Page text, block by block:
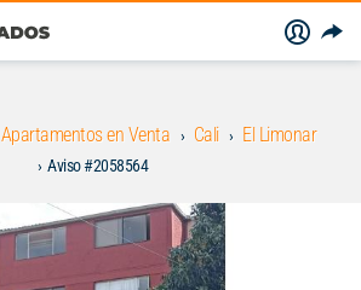
Apartamentos en Venta Cali El Limonar
Aviso #2058564